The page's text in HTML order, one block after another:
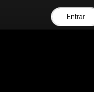
Entrar